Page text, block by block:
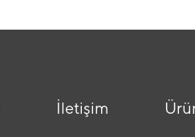
İletişim